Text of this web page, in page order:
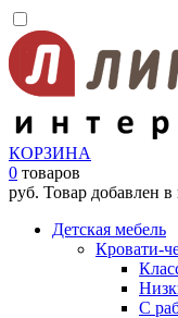
КОРЗИНА
0 товаров
руб. Товар добавлен в
Детская мебель
Кровати-
С